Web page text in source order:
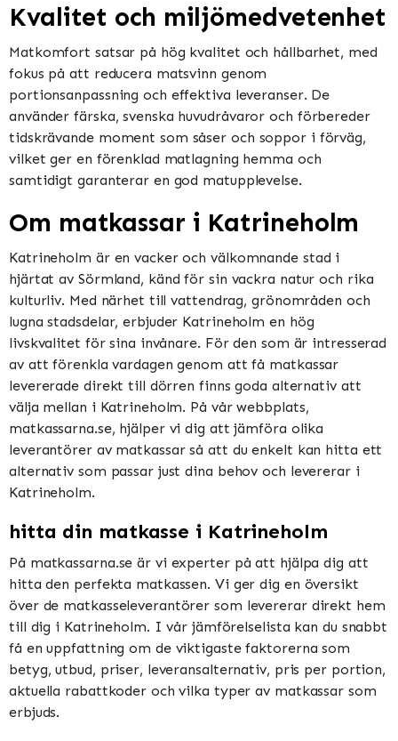
Kvalitet och miljömedvetenhet
Matkomfort satsar på hög kvalitet och hållbarhet, med
fokus på att reducera matsvinn genom
portionsanpassning och effektiva leveranser. De
använder färska, svenska huvudråvaror och förbereder
tidskrävande moment som såser och soppor i förväg,
vilket ger en förenklad matlagning hemma och
samtidigt garanterar en god matupplevelse​​​​.
Om matkassar i Katrineholm
Katrineholm är en vacker och välkomnande stad i
hjärtat av Sörmland, känd för sin vackra natur och rika
kulturliv. Med närhet till vattendrag, grönområden och
lugna stadsdelar, erbjuder Katrineholm en hög
livskvalitet för sina invånare. För den som är intresserad
av att förenkla vardagen genom att få matkassar
levererade direkt till dörren finns goda alternativ att
välja mellan i Katrineholm. På vår webbplats,
matkassarna.se, hjälper vi dig att jämföra olika
leverantörer av matkassar så att du enkelt kan hitta ett
alternativ som passar just dina behov och levererar i
Katrineholm.
hitta din matkasse i Katrineholm
På matkassarna.se är vi experter på att hjälpa dig att
hitta den perfekta matkassen. Vi ger dig en översikt
över de matkasseleverantörer som levererar direkt hem
till dig i Katrineholm. I vår jämförelselista kan du snabbt
få en uppfattning om de viktigaste faktorerna som
betyg, utbud, priser, leveransalternativ, pris per portion,
aktuella rabattkoder och vilka typer av matkassar som
erbjuds.